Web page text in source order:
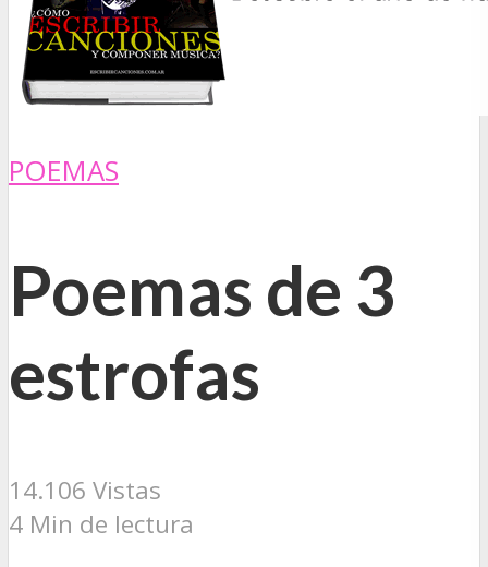
POEMAS
Poemas de 3
estrofas
14.106 Vistas
4 Min de lectura